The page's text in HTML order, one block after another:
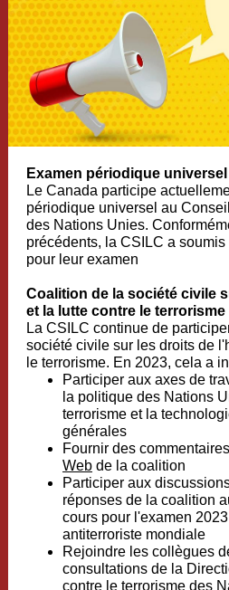
Examen périodique
Le Canada participe
périodique universel au
des Nations Unies.
précédents, la CSILC a soumis
pour leur examen
Coalition de la société civile
et la lutte contre le terrorisme
La CSILC continue de
société civile sur les droits de
le terrorisme. En 2023, cela a
Participer aux axes de
la politique des Nations
terrorisme et la
générales
Fournir des
Web de la coalition
Participer aux
réponses de la coalition
cours pour l'examen
antiterroriste mondiale
Rejoindre les collègues
consultations de la
contre le terrorisme des